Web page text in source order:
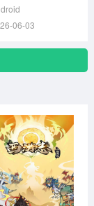
06-03